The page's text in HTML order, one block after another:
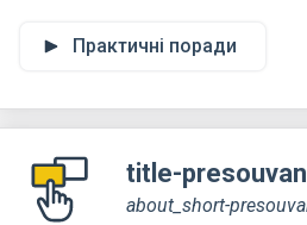
Практичні поради
title-
about_short-